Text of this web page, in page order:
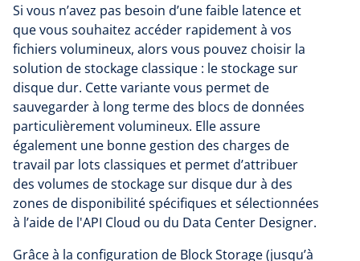
Si vous n’avez pas besoin d’une faible latence et
que vous souhaitez accéder rapidement à vos
fichiers volumineux, alors vous pouvez choisir la
solution de stockage classique : le stockage sur
disque dur. Cette variante vous permet de
sauvegarder à long terme des blocs de données
particulièrement volumineux. Elle assure
également une bonne gestion des charges de
travail par lots classiques et permet d’attribuer
des volumes de stockage sur disque dur à des
zones de disponibilité spécifiques et sélectionnées
à l’aide de l'API Cloud ou du Data Center Designer.
Grâce à la configuration de Block Storage (jusqu’à